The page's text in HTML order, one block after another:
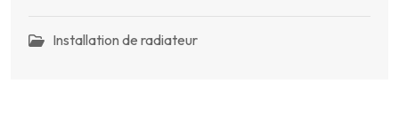
Installation de radiateur